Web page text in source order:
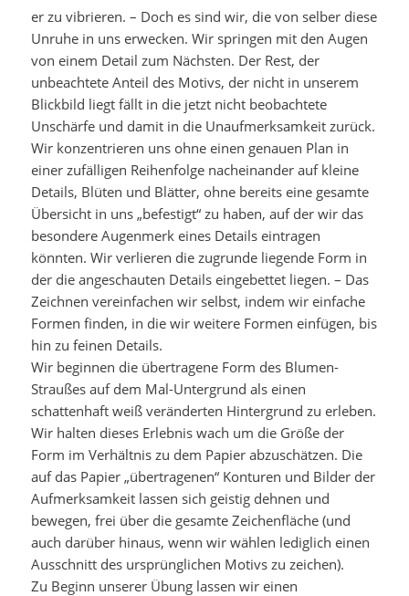
er zu vibrieren. – Doch es sind wir, die von selber diese
Unruhe in uns erwecken. Wir springen mit den Augen
von einem Detail zum Nächsten. Der Rest, der
unbeachtete Anteil des Motivs, der nicht in unserem
Blickbild liegt fällt in die jetzt nicht beobachtete
Unschärfe und damit in die Unaufmerksamkeit zurück.
Wir konzentrieren uns ohne einen genauen Plan in
einer zufälligen Reihenfolge nacheinander auf kleine
Details, Blüten und Blätter, ohne bereits eine gesamte
Übersicht in uns „befestigt“ zu haben, auf der wir das
besondere Augenmerk eines Details eintragen
könnten. Wir verlieren die zugrunde liegende Form in
der die angeschauten Details eingebettet liegen. – Das
Zeichnen vereinfachen wir selbst, indem wir einfache
Formen finden, in die wir weitere Formen einfügen, bis
hin zu feinen Details.
Wir beginnen die übertragene Form des Blumen-
Straußes auf dem Mal-Untergrund als einen
schattenhaft weiß veränderten Hintergrund zu erleben.
Wir halten dieses Erlebnis wach um die Größe der
Form im Verhältnis zu dem Papier abzuschätzen. Die
auf das Papier „übertragenen“ Konturen und Bilder der
Aufmerksamkeit lassen sich geistig dehnen und
bewegen, frei über die gesamte Zeichenfläche (und
auch darüber hinaus, wenn wir wählen lediglich einen
Ausschnitt des ursprünglichen Motivs zu zeichen).
Zu Beginn unserer Übung lassen wir einen